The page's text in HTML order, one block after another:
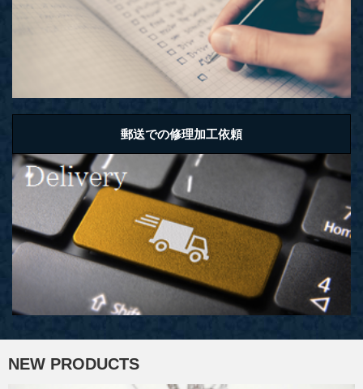
郵送での修理加工依頼
NEW PRODUCTS